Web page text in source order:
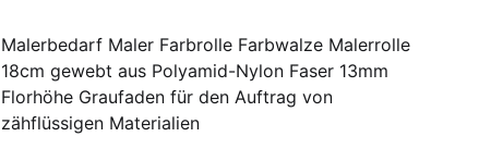
Malerbedarf Maler Farbrolle Farbwalze Malerrolle
18cm gewebt aus Polyamid-Nylon Faser 13mm
Florhöhe Graufaden für den Auftrag von
zähflüssigen Materialien